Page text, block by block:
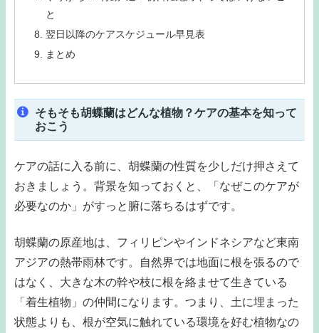
と
翌日以降のケアスケジュール早見表
まとめ
そもそも胡蝶蘭はどんな植物？ケアの基本を知って
おこう
ケアの話に入る前に、胡蝶蘭の性質を少しだけ押さえて
おきましょう。背景を知っておくと、「なぜこのケアが
必要なのか」がすっと腑に落ちるはずです。
胡蝶蘭の原産地は、フィリピンやインドネシアなど東南
アジアの熱帯雨林です。自然界では地面に根を張るので
はなく、大きな木の幹や枝に根を絡ませて生きている
「着生植物」の仲間になります。つまり、土に埋まった
状態よりも、根が空気に触れている環境を好む植物なの